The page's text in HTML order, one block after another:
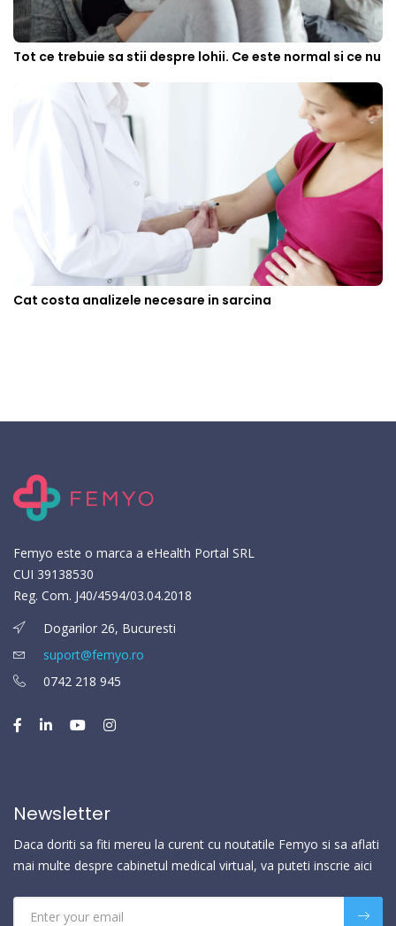
Tot ce trebuie sa stii despre lohii. Ce este normal si ce nu
Cat costa analizele necesare in sarcina
Femyo este o marca a eHealth Portal SRL
CUI 39138530
Reg. Com. J40/4594/03.04.2018
Dogarilor 26, Bucuresti
suport@femyo.ro
0742 218 945
Newsletter
Daca doriti sa fiti mereu la curent cu noutatile Femyo si sa aflati
mai multe despre cabinetul medical virtual, va puteti inscrie aici